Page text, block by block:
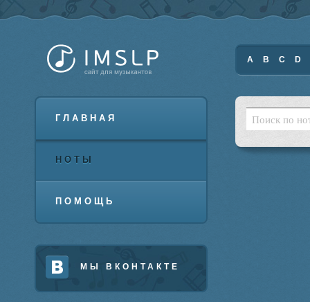
ГЛАВНАЯ
НОТЫ
ПОМОЩЬ
МЫ ВКОНТАКТЕ
A B C D